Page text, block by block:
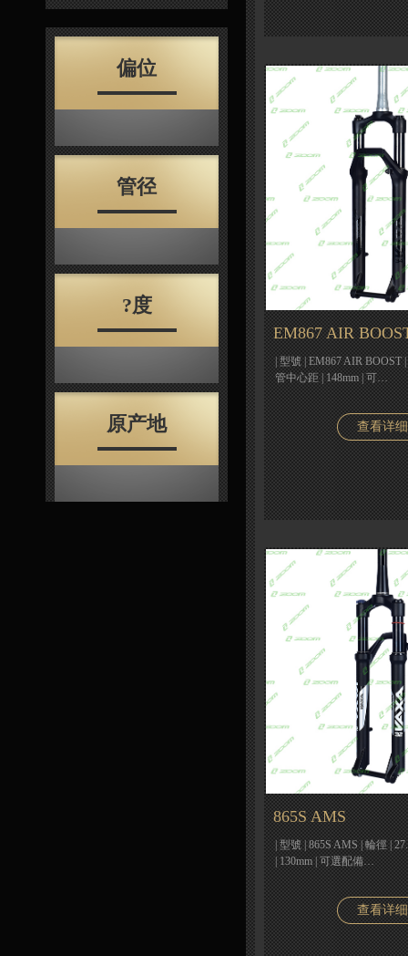
偏位
管径
?度
原产地
EM867 AIR
| 型號 | EM867 AIR BOOST
管中心距 | 148mm | 可…
查看详细
865S AMS
| 型號 | 865S AMS | 輪徑 |
| 130mm | 可選配備…
查看详细